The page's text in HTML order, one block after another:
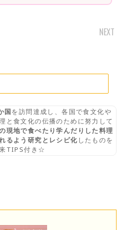
NEXT
国を訪問達成し、各国で食文化や
と食文化の伝播のために努力して
現地で食べたり学んだりした料理
るよう研究とレシピ化したものを
TIPS付き☆